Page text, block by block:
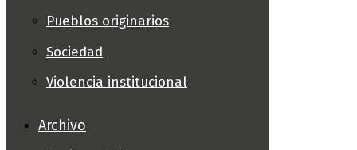
Pueblos originarios
Sociedad
Violencia institucional
Archivo